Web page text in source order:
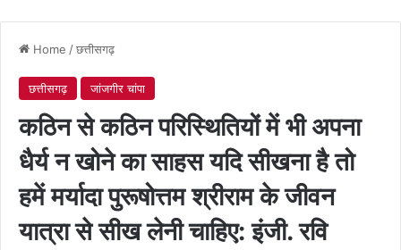
Home /छत्तीसगढ़
छत्तीसगढ़ जांजगीर चांपा
कठिन से कठिन परिस्थितियों में भी अपना
धैर्य न खोने का साहस यदि सीखना है तो
हमें मर्यादा पुरूषोत्तम श्रीराम के जीवन
यात्रा से सीख लेनी चाहिए: इंजी. रवि